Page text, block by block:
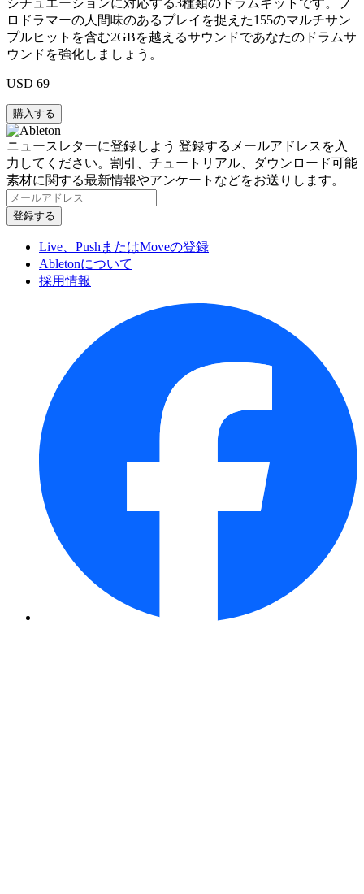
ロドラマーの人間味のあるプレイを捉えた155のマルチサン
プルヒットを含む2GBを越えるサウンドであなたのドラムサ
ウンドを強化しましょう。
USD 69
ニュースレターに登録しよう 登録するメールアドレスを入
力してください。割引、チュートリアル、ダウンロード可能
素材に関する最新情報やアンケートなどをお送りします。
Live、PushまたはMoveの登録
Abletonについて
採用情報